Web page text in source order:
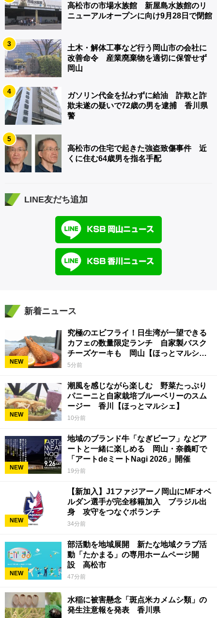
高松市の市場水族館 新屋島水族館のリ
ニューアルオープンに向け9月28日で閉館
3
土木・解体工事など行う岡山市の会社に
改善命令 産業廃棄物を適切に保管せず
岡山
4
ガソリン代金を払わずに給油 詐欺と詐
欺未遂の疑いで72歳の男を逮捕 香川県
警
5
高松市の住宅で起きた強盗致傷事件 近
くに住む64歳男を指名手配
LINE友だち追加
新着ニュース
NEW
究極のエビフライ！日生湾が一望できる
カフェの数量限定ランチ 自家製バスク
チーズケーキも 岡山【ほっとマルシ
ェ】
5分前
NEW
潮風を感じながら楽しむ 野菜たっぷり
パニーニと自家栽培ブルーベリーのスム
ージー 香川【ほっとマルシェ】
10分前
NEW
地域のブランド牛「なぎビーフ」などア
ートと一緒に楽しめる 岡山・奈義町で
「アートdeミートNagi 2026」開催
19分前
NEW
【新加入】J1ファジアーノ岡山にMFオベ
ルダン選手が完全移籍加入 ブラジル出
身 攻守をつなぐボランチ
34分前
NEW
部活動を地域展開 新たな地域クラブ活
動「たかまる」の専用ホームページ開
設 高松市
47分前
水稲に被害懸念「斑点米カメムシ類」の
発生注意報を発表 香川県